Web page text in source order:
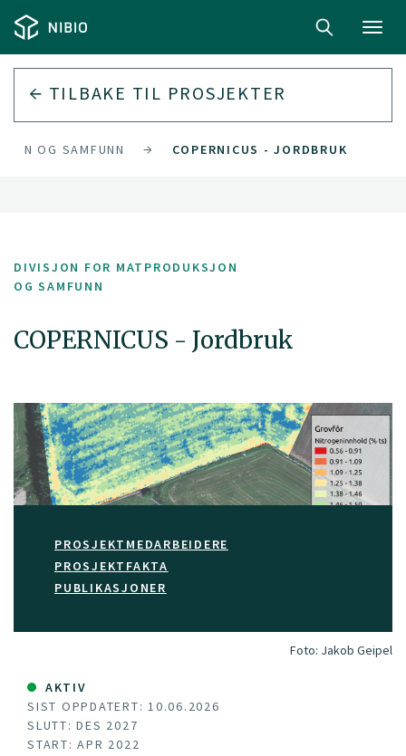
TILBAKE TIL PROSJEKTER
OG SAMFUNN COPERNICUS - JORDBRUK
DIVISJON FOR MATPRODUKSJON
OG SAMFUNN
COPERNICUS - Jordbruk
PROSJEKTMEDARBEIDERE
PROSJEKTFAKTA
PUBLIKASJONER
Foto: Jakob Geipel
AKTIV
SIST OPPDATERT: 10.06.2026
SLUTT: DES 2027
START: APR 2022